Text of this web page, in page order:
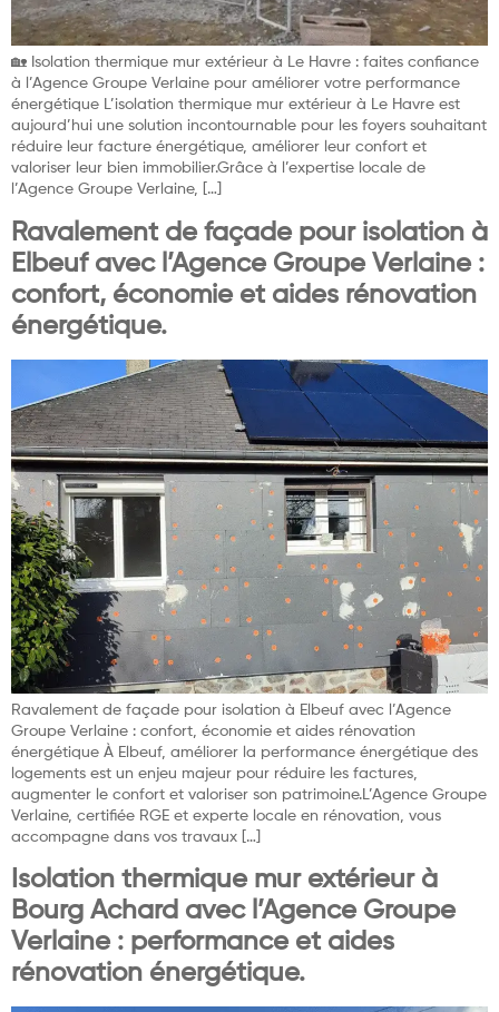
🏡 Isolation thermique mur extérieur à Le Havre : faites confiance
à l’Agence Groupe Verlaine pour améliorer votre performance
énergétique L’isolation thermique mur extérieur à Le Havre est
aujourd’hui une solution incontournable pour les foyers souhaitant
réduire leur facture énergétique, améliorer leur confort et
valoriser leur bien immobilier.Grâce à l’expertise locale de
l’Agence Groupe Verlaine, […]
Ravalement de façade pour isolation à
Elbeuf avec l’Agence Groupe Verlaine :
confort, économie et aides rénovation
énergétique.
Ravalement de façade pour isolation à Elbeuf avec l’Agence
Groupe Verlaine : confort, économie et aides rénovation
énergétique À Elbeuf, améliorer la performance énergétique des
logements est un enjeu majeur pour réduire les factures,
augmenter le confort et valoriser son patrimoine.L’Agence Groupe
Verlaine, certifiée RGE et experte locale en rénovation, vous
accompagne dans vos travaux […]
Isolation thermique mur extérieur à
Bourg Achard avec l’Agence Groupe
Verlaine : performance et aides
rénovation énergétique.